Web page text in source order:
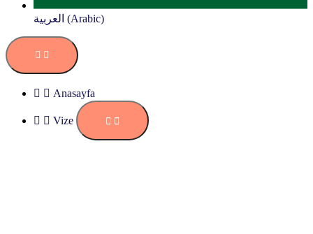
العربية (Arabic)
Anasayfa
Vize